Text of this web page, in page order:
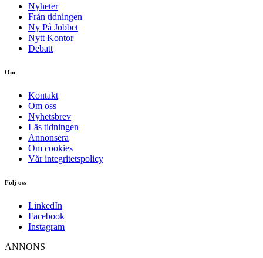
Nyheter
Från tidningen
Ny På Jobbet
Nytt Kontor
Debatt
Om
Kontakt
Om oss
Nyhetsbrev
Läs tidningen
Annonsera
Om cookies
Vår integritetspolicy
Följ oss
LinkedIn
Facebook
Instagram
ANNONS